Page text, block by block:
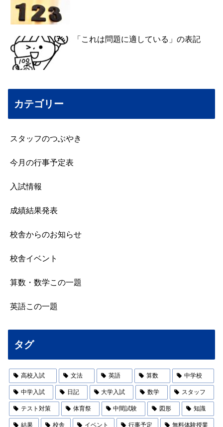
「これは問題に適している」の表記
カテゴリー
スタッフのつぶやき
今月の行事予定表
入試情報
成績結果発表
校舎からのお知らせ
校舎イベント
算数・数学この一題
英語この一題
タグ
高校入試 文法 英語 算数 中学校
中学入試 日記 大学入試 数学 スタッフ
テスト対策 体育祭 中間試験 図形 知識
結果 校舎 イベント 行事予定 無料体験授業